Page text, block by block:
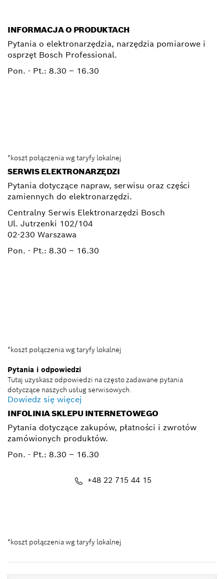
INFORMACJA O PRODUKTACH
Pytania o elektronarzędzia, narzędzia pomiarowe i
osprzęt Bosch Professional.
Pon. - Pt.: 8.30 – 16.30
*koszt połączenia wg taryfy lokalnej
SERWIS ELEKTRONARZĘDZI
Pytania dotyczące napraw, serwisu oraz części
zamiennych do elektronarzędzi.
Centralny Serwis Elektronarzędzi Bosch
Ul. Jutrzenki 102/104
02-230 Warszawa
Pon. - Pt.: 8.30 – 16.30
*koszt połączenia wg taryfy lokalnej
Pytania i odpowiedzi
Tutaj uzyskasz odpowiedzi na często zadawane pytania
dotyczące naszych usług serwisowych.
Dowiedz się więcej
INFOLINIA SKLEPU INTERNETOWEGO
Pytania dotyczące zakupów, płatności i zwrotów
zamówionych produktów.
Pon. - Pt.: 8.30 – 16.30
+48 22 715 44 15
*koszt połączenia wg taryfy lokalnej